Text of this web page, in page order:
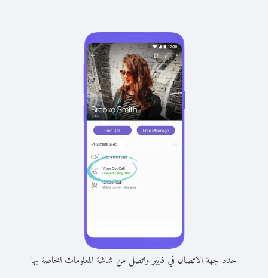
حدد جهة الاتصال في فايبر واتصل من شاشة المعلومات الخاصة بها